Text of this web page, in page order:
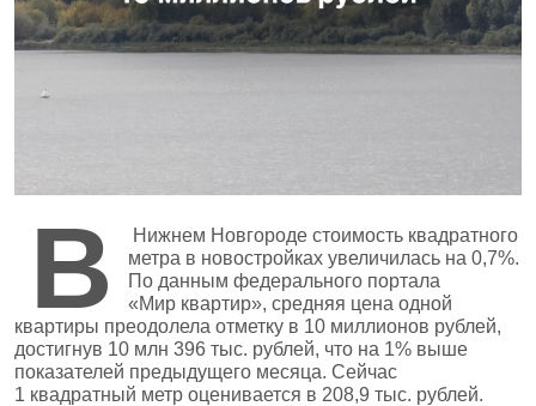
В
Нижнем Новгороде стоимость квадратного
метра в новостройках увеличилась на 0,7%.
По данным федерального портала
«Мир квартир», средняя цена одной
квартиры преодолела отметку в 10 миллионов рублей,
достигнув 10 млн 396 тыс. рублей, что на 1% выше
показателей предыдущего месяца. Сейчас
1 квадратный метр оценивается в 208,9 тыс. рублей.